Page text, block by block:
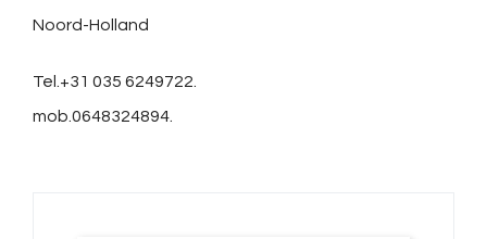
Noord-Holland
Tel.+31 035 6249722.
mob.0648324894.